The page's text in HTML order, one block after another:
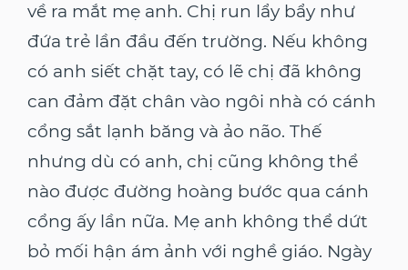
về ra mắt mẹ anh. Chị run lẩy bẩy như
đứa trẻ lần đầu đến trường. Nếu không
có anh siết chặt tay, có lẽ chị đã không
can đảm đặt chân vào ngôi nhà có cánh
cổng sắt lạnh băng và ảo não. Thế
nhưng dù có anh, chị cũng không thể
nào được đường hoàng bước qua cánh
cổng ấy lần nữa. Mẹ anh không thể dứt
bỏ mối hận ám ảnh với nghề giáo. Ngày